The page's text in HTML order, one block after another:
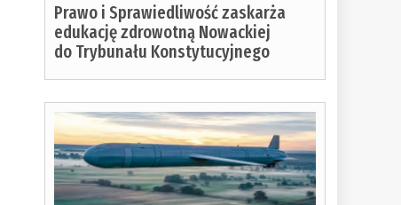
Prawo i Sprawiedliwość zaskarża
edukację zdrowotną Nowackiej
do Trybunału Konstytucyjnego